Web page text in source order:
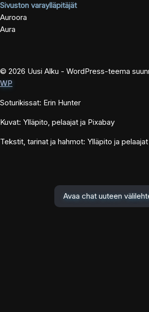
Sivuston varaylläpitäjät
Auroora
Aura
© 2026 Uusi Alku - WordPress-teema
WP
Soturikissat: Erin Hunter
Kuvat: Ylläpito, pelaajat ja Pixabay
Tekstit, tarinat ja hahmot: Ylläpito ja pelaajat
Avaa chat uuteen